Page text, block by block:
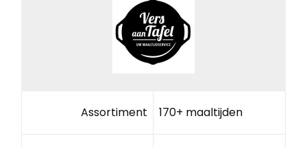
Assortiment 170+ maaltijden